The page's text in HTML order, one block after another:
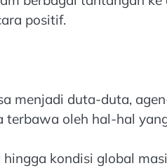
positif.
menjadi duta-duta,
oleh hal-hal
kondisi global